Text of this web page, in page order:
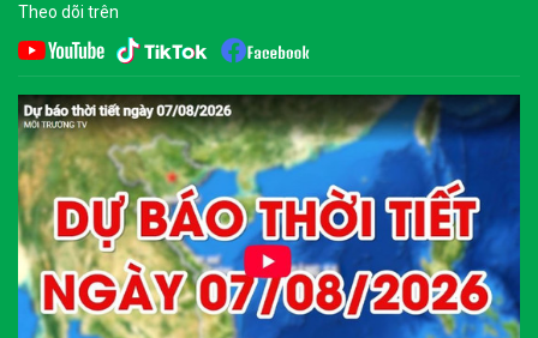
Theo dõi trên